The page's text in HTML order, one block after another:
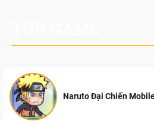
Naruto Đại Chiến